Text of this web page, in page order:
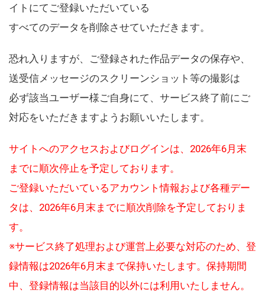
イトにてご登録いただいている
すべてのデータを削除させていただきます。
恐れ入りますが、ご登録された作品データの保存や、
送受信メッセージのスクリーンショット等の撮影は
必ず該当ユーザー様ご自身にて、サービス終了前にご
対応をいただきますようお願いいたします。
サイトへのアクセスおよびログインは、2026年6月末
までに順次停止を予定しております。
ご登録いただいているアカウント情報および各種デー
タは、2026年6月末までに順次削除を予定しておりま
す。
※サービス終了処理および運営上必要な対応のため、登
録情報は2026年6月末まで保持いたします。保持期間
中、登録情報は当該目的以外には利用いたしません。